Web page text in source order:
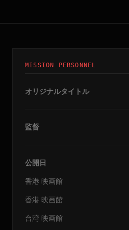
MISSION PERSONNEL
オリジナルタイトル
監督
公開日
香港 映画館
香港 映画館
台湾 映画館